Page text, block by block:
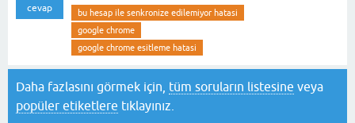
cevap
bu hesap ile senkronize edilemiyor hatasi
google chrome
google chrome esitleme hatasi
Daha fazlasını görmek için, tüm soruların listesine veya
popüler etiketlere tıklayınız.